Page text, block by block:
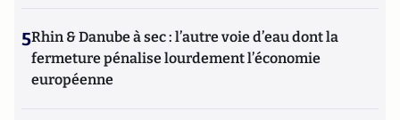
5Rhin & Danube à sec : l’autre voie d’eau dont la
fermeture pénalise lourdement l’économie
européenne